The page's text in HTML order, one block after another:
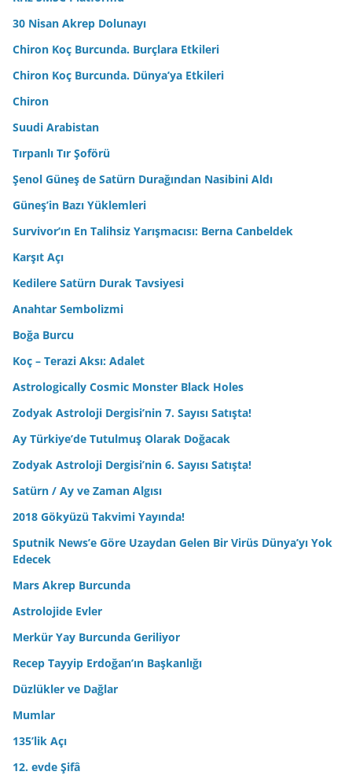
30 Nisan Akrep Dolunayı
Chiron Koç Burcunda. Burçlara Etkileri
Chiron Koç Burcunda. Dünya’ya Etkileri
Chiron
Suudi Arabistan
Tırpanlı Tır Şoförü
Şenol Güneş de Satürn Durağından Nasibini Aldı
Güneş’in Bazı Yüklemleri
Survivor’ın En Talihsiz Yarışmacısı: Berna Canbeldek
Karşıt Açı
Kedilere Satürn Durak Tavsiyesi
Anahtar Sembolizmi
Boğa Burcu
Koç – Terazi Aksı: Adalet
Astrologically Cosmic Monster Black Holes
Zodyak Astroloji Dergisi’nin 7. Sayısı Satışta!
Ay Türkiye’de Tutulmuş Olarak Doğacak
Zodyak Astroloji Dergisi’nin 6. Sayısı Satışta!
Satürn / Ay ve Zaman Algısı
2018 Gökyüzü Takvimi Yayında!
Sputnik News’e Göre Uzaydan Gelen Bir Virüs Dünya’yı Yok
Edecek
Mars Akrep Burcunda
Astrolojide Evler
Merkür Yay Burcunda Geriliyor
Recep Tayyip Erdoğan’ın Başkanlığı
Düzlükler ve Dağlar
Mumlar
135’lik Açı
12. evde Şifâ